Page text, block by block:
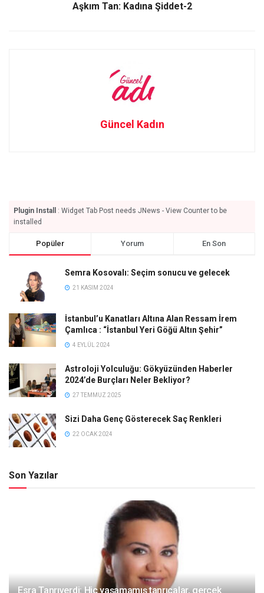
Aşkım Tan: Kadına Şiddet-2
Güncel Kadın
Plugin Install
: Widget Tab Post needs JNews - View Counter to be
installed
Popüler Yorum En Son
Semra Kosovalı: Seçim sonucu ve gelecek
21 KASIM 2024
İstanbul’u Kanatları Altına Alan Ressam İrem
Çamlıca : “İstanbul Yeri Göğü Altın Şehir”
4 EYLÜL 2024
Astroloji Yolculuğu: Gökyüzünden Haberler
2024’de Burçları Neler Bekliyor?
27 TEMMUZ 2025
Sizi Daha Genç Gösterecek Saç Renkleri
22 OCAK 2024
Son Yazılar
Esra Tanrıverdi: Hiç yaşamamış tanrıçalar, gerçek